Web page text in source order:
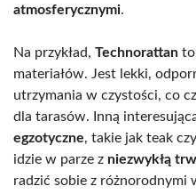
atmosferycznymi.
Na przykład, Technorattan to
materiałów. Jest lekki,
utrzymania w czystości, co
dla tarasów. Inną
egzotyczne, takie jak teak
idzie w parze z niezwykłą
radzić sobie z różnorodnymi